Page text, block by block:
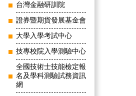
台灣金融研訓院
證券暨期貨發展基金會
大學入學考試中心
技專校院入學測驗中心
全國技術士技能檢定報
名及學科測驗試務資訊
網